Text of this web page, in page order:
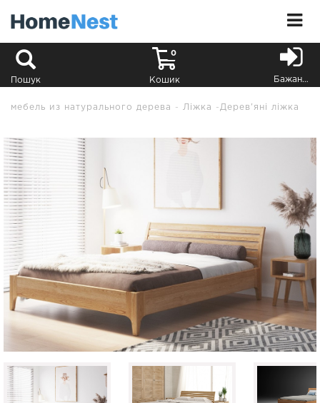
Пошук
0
Кошик Бажання
мебель из натурального дерева Ліжка Дерев'яні ліжка